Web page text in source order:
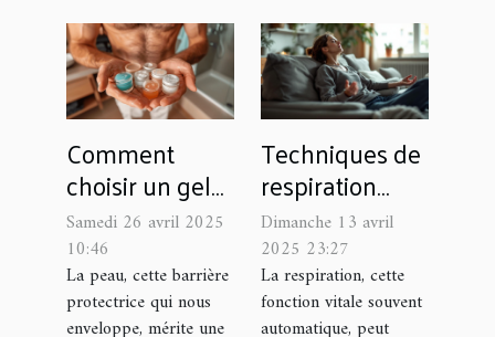
Comment
choisir un gel
d'hygiène
intime pour
hommes
adapté à sa
Samedi 26 avril 2025
10:46
La peau, cette barrière
protectrice qui nous
enveloppe, mérite une
Techniques de
respiration
pour la
réduction de
l'anxiété
inspirez la
Dimanche 13 avril
2025 23:27
La respiration, cette
fonction vitale souvent
automatique, peut